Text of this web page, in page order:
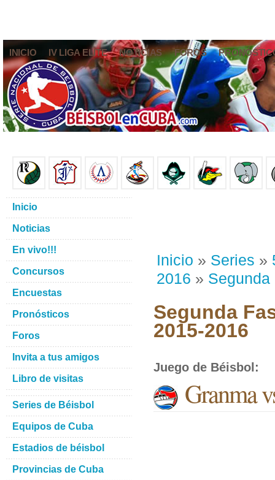
INICIO IV LIGA ELITE NOTICIAS FOROS
Inicio » Series »
2016 » Segunda
Segunda
2015-2016
Juego de Béisbol :
Granma
Inicio
Noticias
En vivo!!!
Concursos
Encuestas
Pronósticos
Foros
Invita a tus amigos
Libro de visitas
Series de Béisbol
Equipos de Cuba
Estadios de béisbol
Provincias de Cuba